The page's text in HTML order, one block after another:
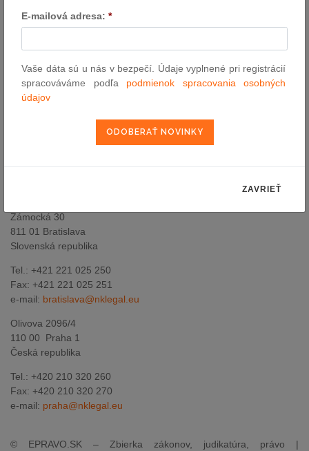
súťažného práva uznávanými medzinárodnými ročenkami, ako
napr. Chambers Global, Chambers Europe, Who´s Who Legal,
dlhodobo pravidelne hodnotení v najvyšších kategóriách. Tím je
pritom dosť veľký na to, aby v oblastiach, na ktoré sa advokátska
poradenstvo, a to vrátane akútneho právneho poradenstva
Zámocká 30
811 01 Bratislava
Slovenská republika
Tel.: +421 221 025 250
Fax: +421 221 025 251
e-mail: bratislava@nklegal.eu
Olivova 2096/4
110 00 Praha 1
Česká republika
Tel.: +420 210 320 260
Fax: +420 210 320 270
e-mail: praha@nklegal.eu
© EPRAVO.SK – Zbierka zákonov, judikatúra, právo |
E-mailová adresa: *
Vaše dáta sú u nás v bezpečí. Údaje vyplnené pri registrácií
spracováváme podľa podmienok spracovania osobných
údajov
ZAVRIEŤ